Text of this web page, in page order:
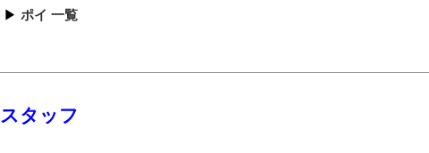
ポイ 一覧
スタッフ